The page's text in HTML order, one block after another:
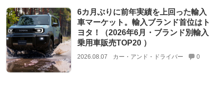
6カ月ぶりに前年実績を上回った輸入
車マーケット。輸入ブランド首位はト
ヨタ！（2026年6月・ブランド別輸入
乗用車販売TOP20 ）
2026.08.07 カー・アンド・ドライバー 0